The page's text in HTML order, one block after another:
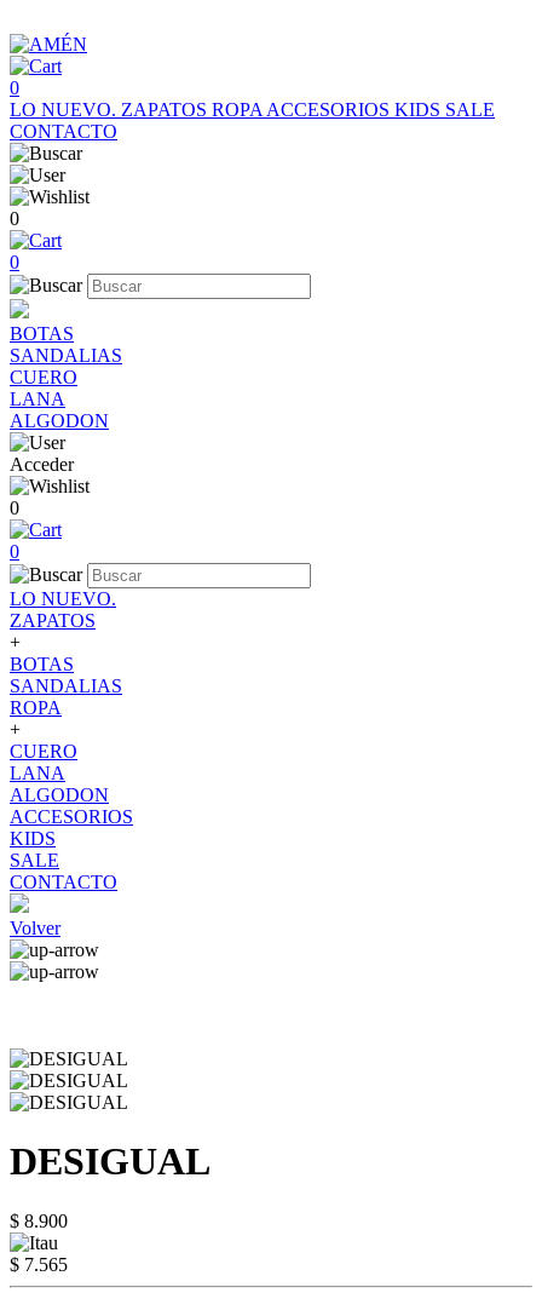
0
LO NUEVO. ZAPATOS ROPA ACCESORIOS KIDS SALE
CONTACTO
0
0
BOTAS
SANDALIAS
CUERO
LANA
ALGODON
Acceder
0
0
LO NUEVO.
ZAPATOS
+
BOTAS
SANDALIAS
ROPA
+
CUERO
LANA
ALGODON
ACCESORIOS
KIDS
SALE
CONTACTO
Volver
DESIGUAL
$ 8.900
$ 7.565